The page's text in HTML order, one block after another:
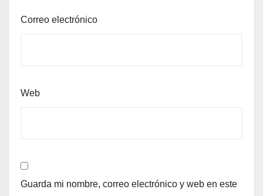
Correo electrónico
Web
Guarda mi nombre, correo electrónico y web en este